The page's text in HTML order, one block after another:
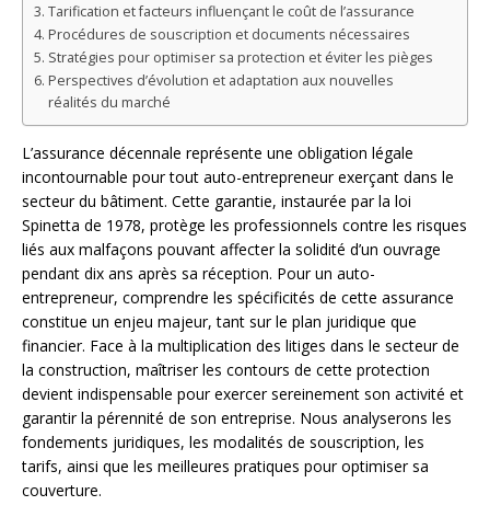
Tarification et facteurs influençant le coût de l’assurance
Procédures de souscription et documents nécessaires
Stratégies pour optimiser sa protection et éviter les pièges
Perspectives d’évolution et adaptation aux nouvelles
réalités du marché
L’assurance décennale représente une obligation légale
incontournable pour tout auto-entrepreneur exerçant dans le
secteur du bâtiment. Cette garantie, instaurée par la loi
Spinetta de 1978, protège les professionnels contre les risques
liés aux malfaçons pouvant affecter la solidité d’un ouvrage
pendant dix ans après sa réception. Pour un auto-
entrepreneur, comprendre les spécificités de cette assurance
constitue un enjeu majeur, tant sur le plan juridique que
financier. Face à la multiplication des litiges dans le secteur de
la construction, maîtriser les contours de cette protection
devient indispensable pour exercer sereinement son activité et
garantir la pérennité de son entreprise. Nous analyserons les
fondements juridiques, les modalités de souscription, les
tarifs, ainsi que les meilleures pratiques pour optimiser sa
couverture.